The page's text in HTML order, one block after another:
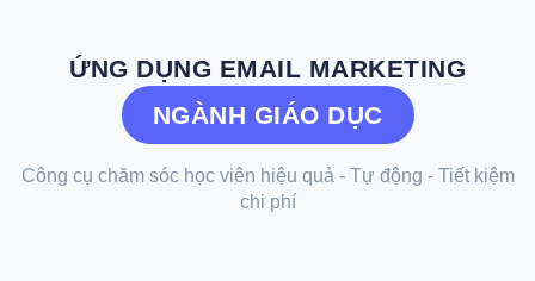
ỨNG DỤNG EMAIL MARKETING
NGÀNH GIÁO DỤC
Công cụ chăm sóc học viên hiệu quả - Tự động - Tiết kiệm
chi phí